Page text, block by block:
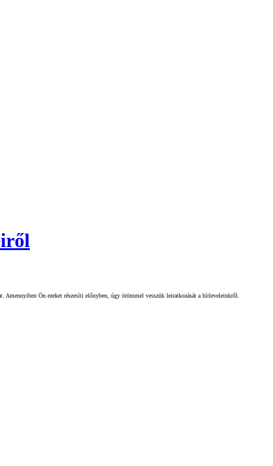
Ön ezeket részesíti előnyben, úgy örömmel vesszük leiratkozását a hírleveleinkről.